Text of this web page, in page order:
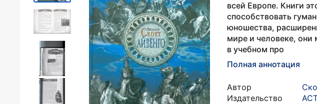
всей Европе. Книги
способствовать
юношества,
мире и человеке, они
в учебном про
Полная аннотация
Автор
Издательство